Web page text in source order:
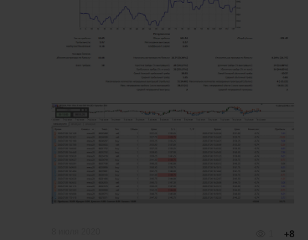
+8